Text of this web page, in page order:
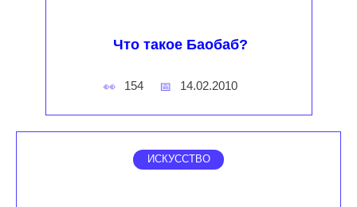
Что такое Баобаб?
154 14.02.2010
ИСКУССТВО